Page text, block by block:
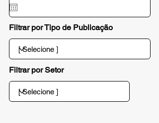
Filtrar por Tipo de Publicação
Filtrar por Setor